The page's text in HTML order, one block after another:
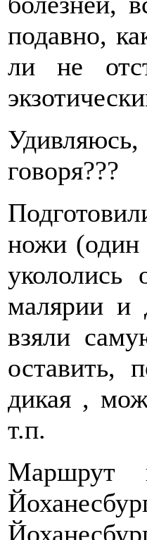
подавно,
ли не
говоря???
ножи (один
укололись
малярии и
взяли
оставить,
дикая ,
т.п.
Маршрут